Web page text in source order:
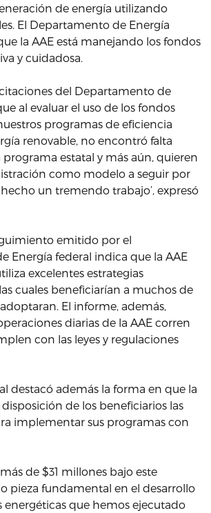
de energía utilizando
El Departamento de Energía
la AAE está manejando los fondos
y cuidadosa.
del Departamento de
al evaluar el uso de los fondos
programas de eficiencia
renovable, no encontró falta
estatal y más aún, quieren
como modelo a seguir por
un tremendo trabajo’, expresó
emitido por el
Energía federal indica que la AAE
excelentes estrategias
cuales beneficiarían a muchos de
El informe, además,
diarias de la AAE corren
con las leyes y regulaciones
destacó además la forma en que la
de los beneficiarios las
implementar sus programas con
de $31 millones bajo este
pieza fundamental en el desarrollo
energéticas que hemos ejecutado